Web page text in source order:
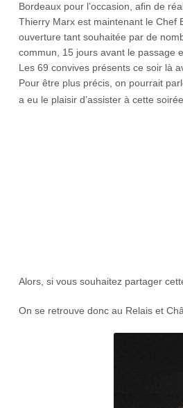
Bordeaux pour l’occasion, afin de
Thierry Marx est maintenant le Chef
ouverture tant souhaitée par de
commun, 15 jours avant le passage
Les 69 convives présents ce soir là
Pour être plus précis, on pourrait
a eu le plaisir d’assister à cette
Alors, si vous souhaitez partager
On se retrouve donc au Relais et